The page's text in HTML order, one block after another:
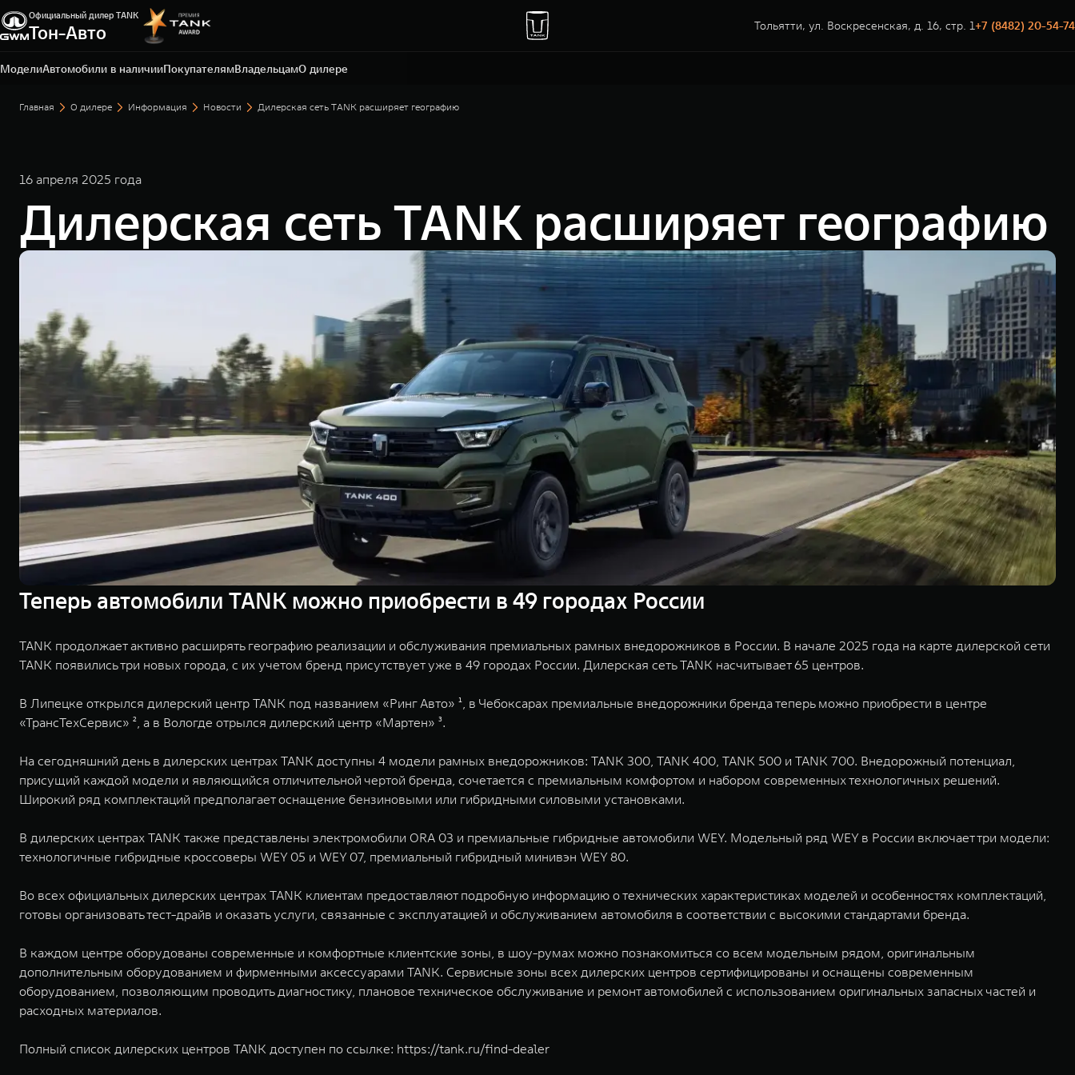
Официальный дилер TANK
Тон-Авто Тольятти, ул. Воскресенская, д. 16, стр. 1+7 (8482) 20-54-74
МоделиАвтомобили в наличииПокупателямВладельцамО дилере
Тольятти, ул. Воскресенская, д. 16, стр. 1
+7 (8482) 20-54-74
Главная О дилере Информация Новости Дилерская сеть TANK расширяет географию
16 апреля 2025 года
Дилерская сеть TANK расширяет географию
Теперь автомобили TANK можно приобрести в 49 городах России
TANK продолжает активно расширять географию реализации и обслуживания премиальных рамных внедорожников в России. В начале 2025 года на карте дилерской сети
TANK появились три новых города, с их учетом бренд присутствует уже в 49 городах России. Дилерская сеть TANK насчитывает 65 центров.
В Липецке открылся дилерский центр TANK под названием «Ринг Авто» ¹, в Чебоксарах премиальные внедорожники бренда теперь можно приобрести в центре
«ТрансТехСервис» ², а в Вологде отрылся дилерский центр «Мартен» ³.
На сегодняшний день в дилерских центрах TANK доступны 4 модели рамных внедорожников: TANK 300, TANK 400, TANK 500 и TANK 700. Внедорожный потенциал,
присущий каждой модели и являющийся отличительной чертой бренда, сочетается с премиальным комфортом и набором современных технологичных решений.
Широкий ряд комплектаций предполагает оснащение бензиновыми или гибридными силовыми установками.
В дилерских центрах TANK также представлены электромобили ORA 03 и премиальные гибридные автомобили WEY. Модельный ряд WEY в России включает три модели:
технологичные гибридные кроссоверы WEY 05 и WEY 07, премиальный гибридный минивэн WEY 80.
Во всех официальных дилерских центрах TANK клиентам предоставляют подробную информацию о технических характеристиках моделей и особенностях комплектаций,
готовы организовать тест-драйв и оказать услуги, связанные с эксплуатацией и обслуживанием автомобиля в соответствии с высокими стандартами бренда.
В каждом центре оборудованы современные и комфортные клиентские зоны, в шоу-румах можно познакомиться со всем модельным рядом, оригинальным
дополнительным оборудованием и фирменными аксессуарами TANK. ​Сервисные зоны всех дилерских центров сертифицированы и оснащены современным
оборудованием, позволяющим проводить диагностику, плановое техническое обслуживание и ремонт автомобилей с использованием оригинальных запасных частей и
расходных материалов.
Полный список дилерских центров TANK доступен по ссылке: https://tank.ru/find-dealer